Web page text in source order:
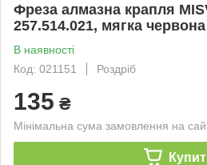
Фреза алмазна крапля
257.514.021, мягка червона
В наявності
Код: 021151
Роздріб
135 ₴
Мінімальна сума замовлення на